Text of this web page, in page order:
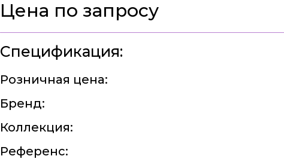
Цена по запросу
Спецификация:
Розничная цена:
Бренд:
Коллекция:
Референс: